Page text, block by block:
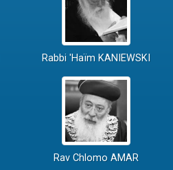
Rabbi 'Haïm KANIEWSKI
Rav Chlomo AMAR